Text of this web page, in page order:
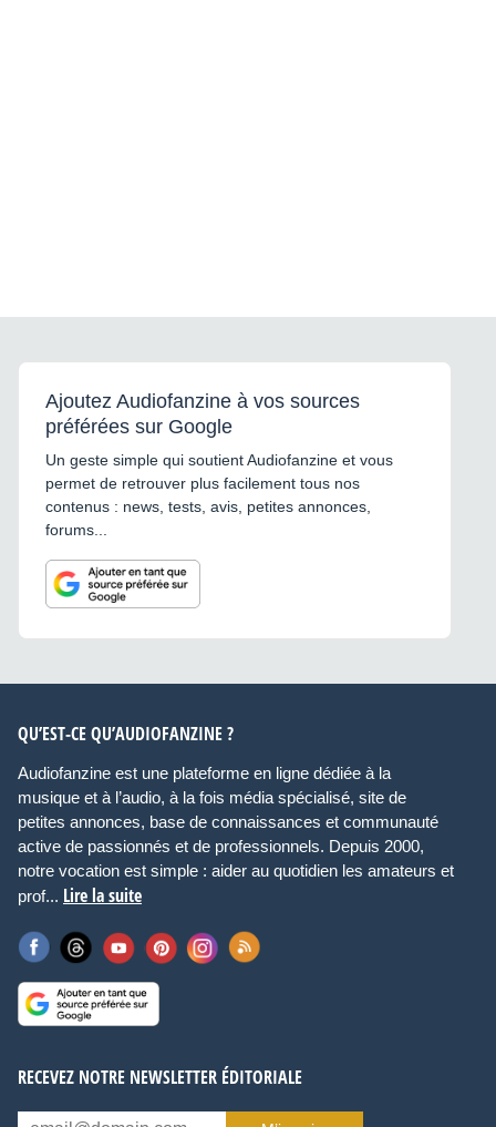
Ajoutez Audiofanzine à vos sources
préférées sur Google
Un geste simple qui soutient Audiofanzine et vous
permet de retrouver plus facilement tous nos
contenus : news, tests, avis, petites annonces,
forums...
QU’EST-CE QU’AUDIOFANZINE ?
Audiofanzine est une plateforme en ligne dédiée à la
musique et à l’audio, à la fois média spécialisé, site de
petites annonces, base de connaissances et communauté
active de passionnés et de professionnels. Depuis 2000,
notre vocation est simple : aider au quotidien les amateurs et
prof... Lire la suite
RECEVEZ NOTRE NEWSLETTER ÉDITORIALE